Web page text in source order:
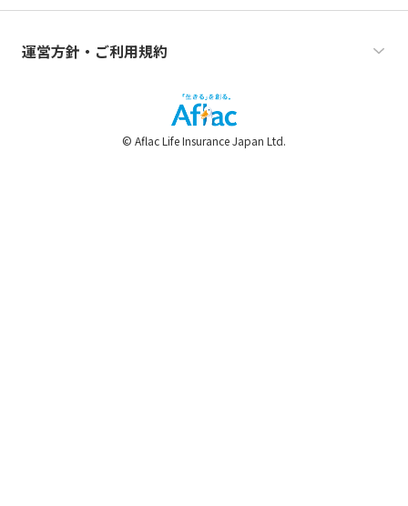
運営方針・ご利用規約
© Aflac Life Insurance Japan Ltd.